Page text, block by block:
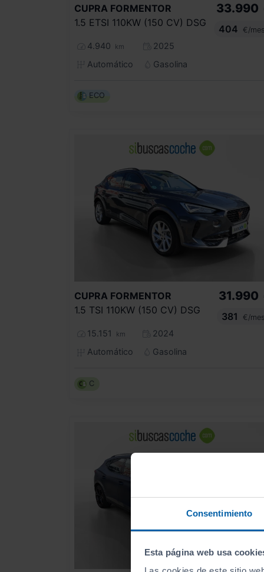
Consentimiento
Esta página web usa
CUPRA FORMENTOR
1.5 ETSI 110KW (150 CV) DSG
4.940 km
2025
Automático
Gasolina
33.990
404
€/
ECO
CUPRA FORMENTOR
1.5 TSI 110KW (150 CV) DSG
15.151 km
2024
Automático
Gasolina
31.990
381
€/
C